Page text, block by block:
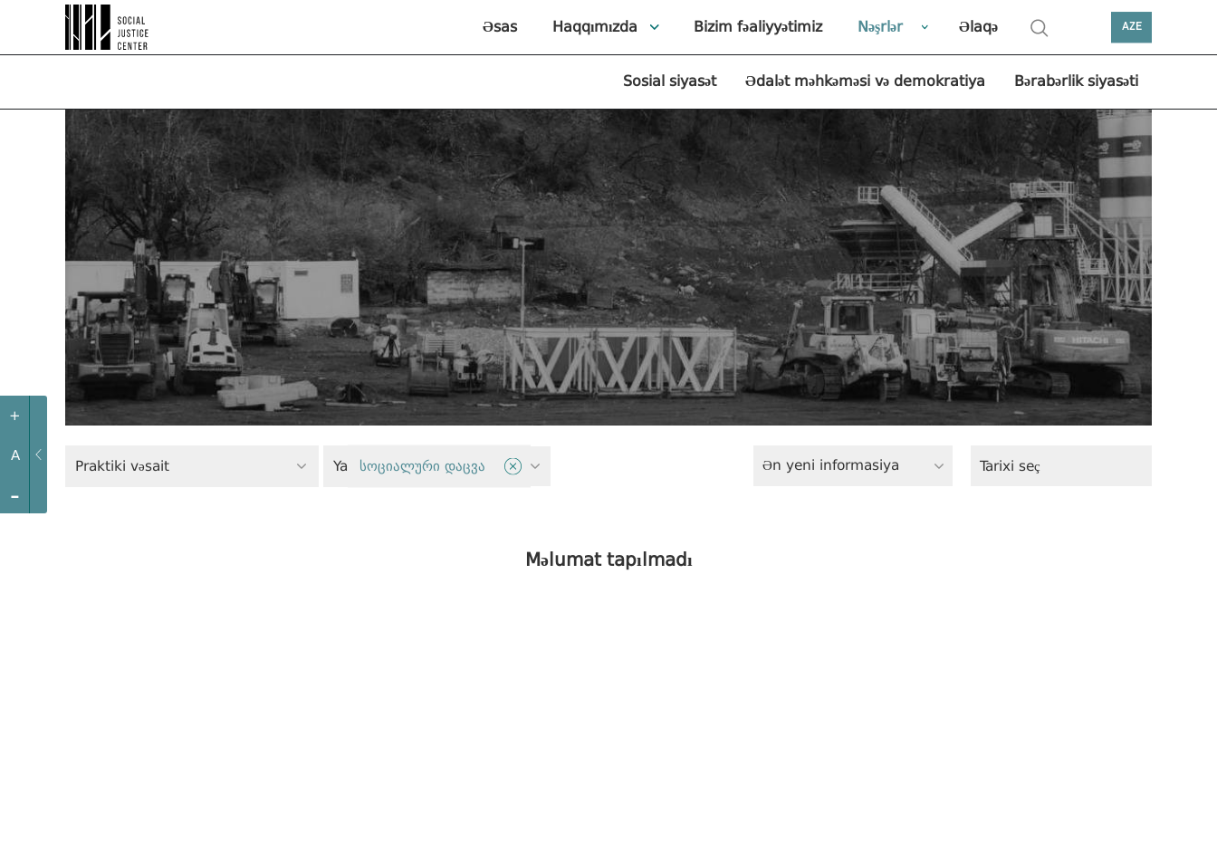
+
A
-
Əsas Haqqımızda Bizim fəaliyyətimiz Nəşrlər Əlaqə AZE
Sosial siyasət Ədalət məhkəməsi və demokratiya Bərabərlik siyasəti
Praktiki vəsait Yaşıl siyasət
სოციალური დაცვა Ən yeni informasiya
Məlumat tapılmadı